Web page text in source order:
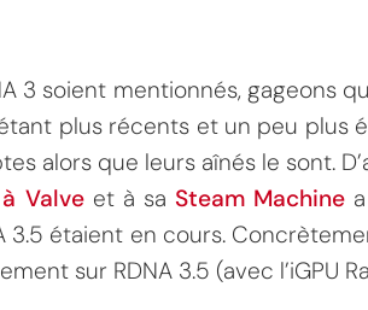
3 soient mentionnés, gageons
plus récents et un peu plus
alors que leurs aînés le sont.
Valveet à sa Steam Machine
3.5 étaient en cours.
sur RDNA 3.5 (avec l’iGPU